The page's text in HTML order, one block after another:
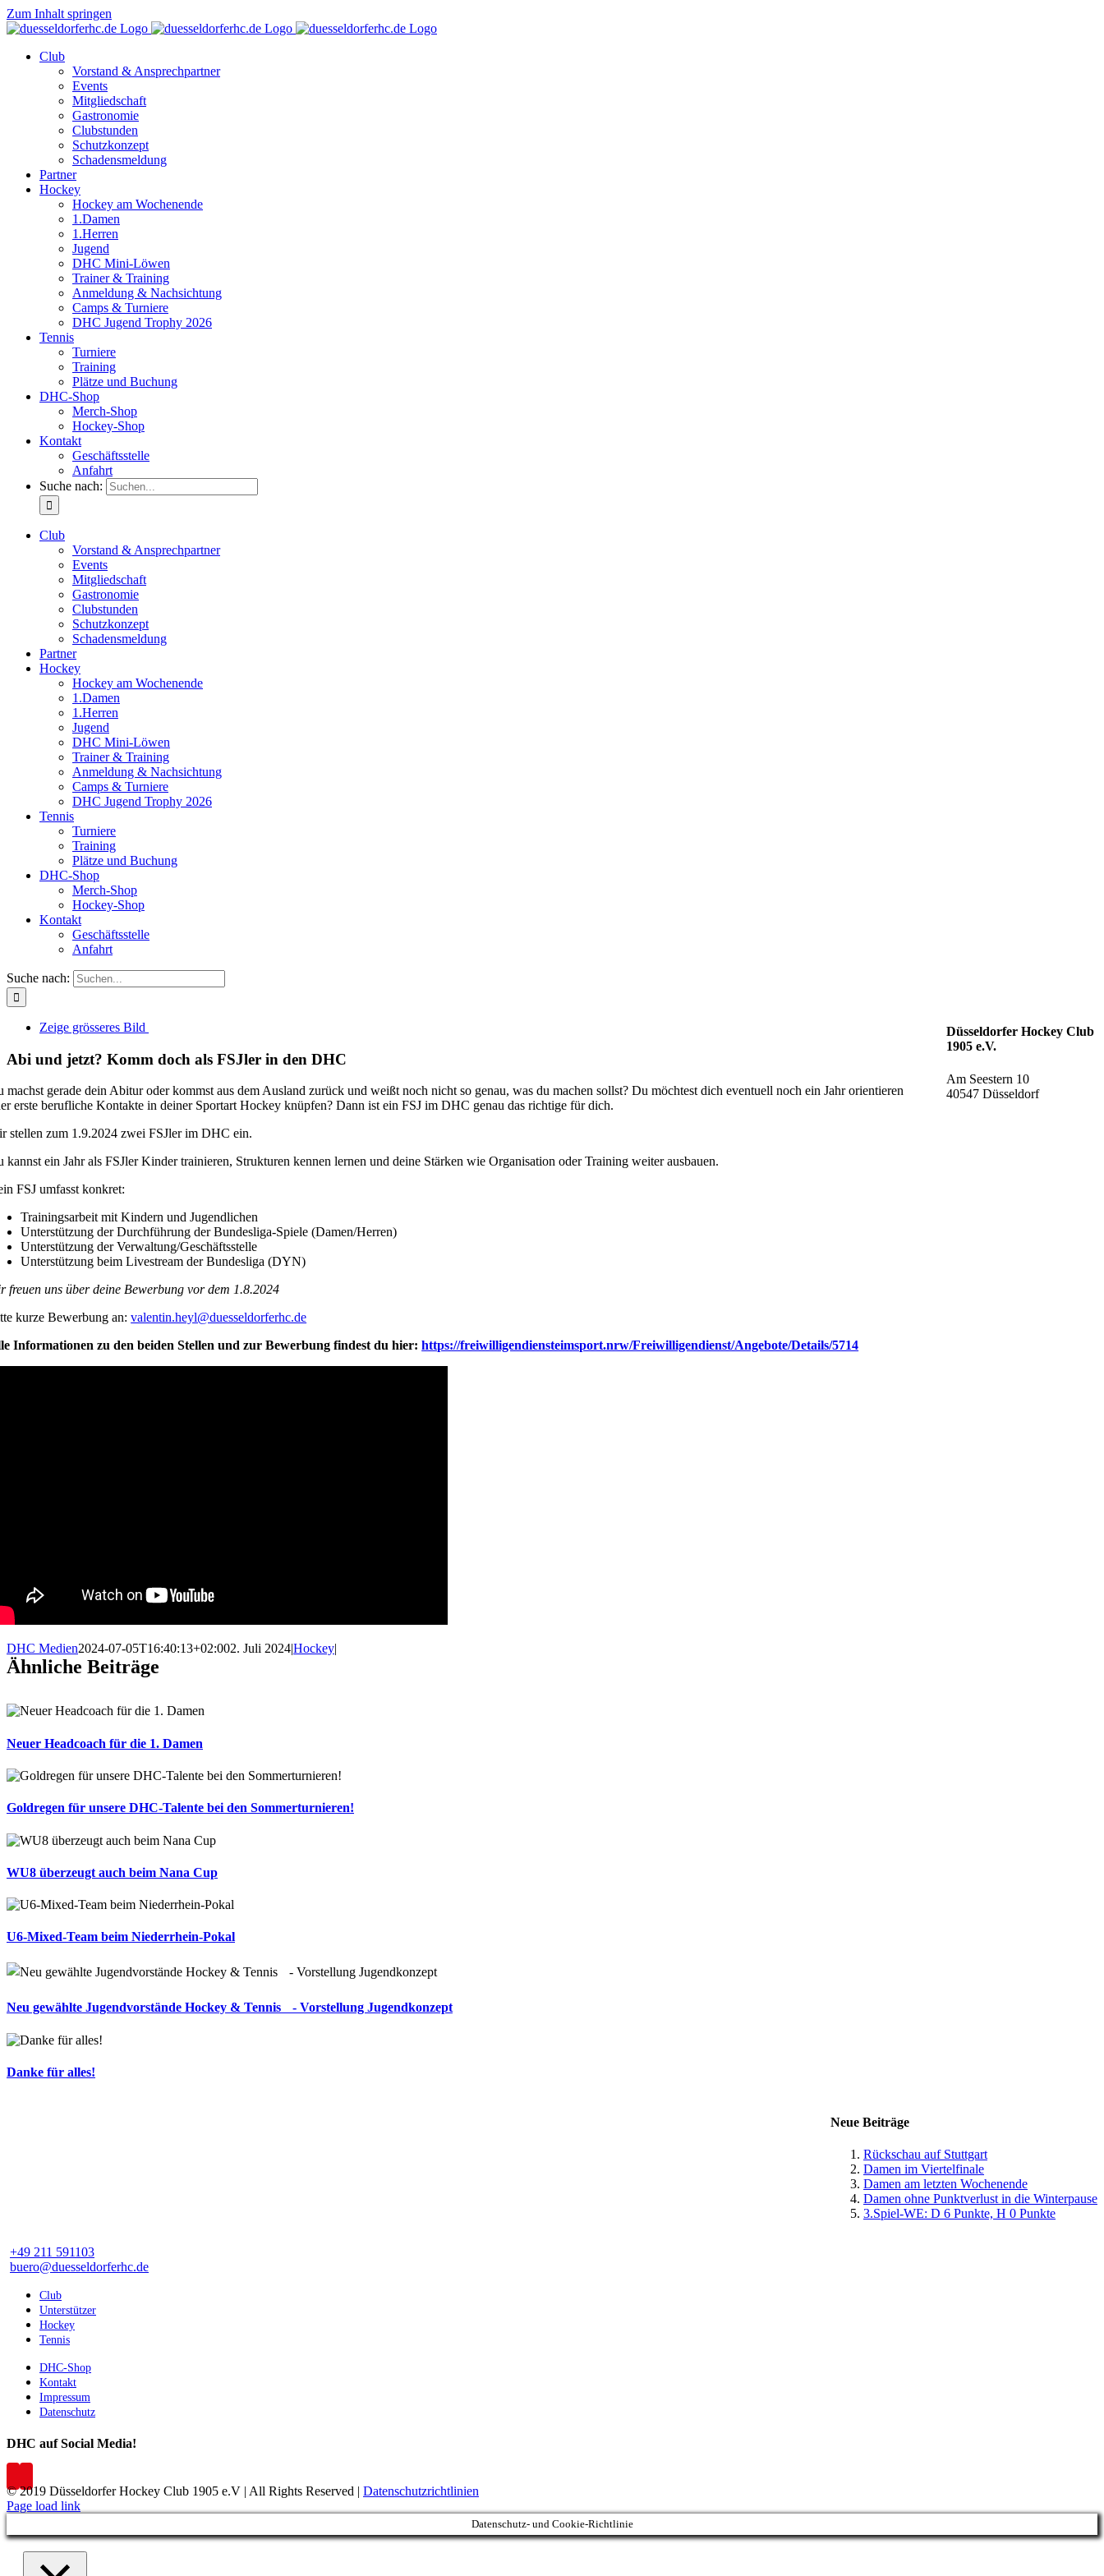
Zum Inhalt springen
Club
Vorstand & Ansprechpartner
Events
Mitgliedschaft
Gastronomie
Clubstunden
Schutzkonzept
Schadensmeldung
Partner
Hockey
Hockey am Wochenende
1.Damen
1.Herren
Jugend
DHC Mini-Löwen
Trainer & Training
Anmeldung & Nachsichtung
Camps & Turniere
DHC Jugend Trophy 2026
Tennis
Turniere
Training
Plätze und Buchung
DHC-Shop
Merch-Shop
Hockey-Shop
Kontakt
Geschäftsstelle
Anfahrt
Suche nach:
Club
Vorstand & Ansprechpartner
Events
Mitgliedschaft
Gastronomie
Clubstunden
Schutzkonzept
Schadensmeldung
Partner
Hockey
Hockey am Wochenende
1.Damen
1.Herren
Jugend
DHC Mini-Löwen
Trainer & Training
Anmeldung & Nachsichtung
Camps & Turniere
DHC Jugend Trophy 2026
Tennis
Turniere
Training
Plätze und Buchung
DHC-Shop
Merch-Shop
Hockey-Shop
Kontakt
Geschäftsstelle
Anfahrt
Suche nach:
Zeige grösseres Bild
Abi und jetzt? Komm doch als FSJler in den DHC
machst gerade dein Abitur oder kommst aus dem Ausland zurück und weißt noch nicht so genau, was du machen sollst? Du möchtest dich eventuell noch ein Jahr orientieren
erste berufliche Kontakte in deiner Sportart Hockey knüpfen? Dann ist ein FSJ im DHC genau das richtige für dich.
stellen zum 1.9.2024 zwei FSJler im DHC ein.
kannst ein Jahr als FSJler Kinder trainieren, Strukturen kennen lernen und deine Stärken wie Organisation oder Training weiter ausbauen.
FSJ umfasst konkret:
Trainingsarbeit mit Kindern und Jugendlichen
Unterstützung der Durchführung der Bundesliga-Spiele (Damen/Herren)
Unterstützung der Verwaltung/Geschäftsstelle
Unterstützung beim Livestream der Bundesliga (DYN)
freuen uns über deine Bewerbung vor dem 1.8.2024
kurze Bewerbung an:valentin.heyl@duesseldorferhc.de
Informationen zu den beiden Stellen und zur Bewerbung findest du hier:https://freiwilligendiensteimsport.nrw/Freiwilligendienst/Angebote/Details/5714
DHC Medien2024-07-05T16:40:13+02:002. Juli 2024|Hockey|
Ähnliche Beiträge
Neuer Headcoach für die 1. Damen
Goldregen für unsere DHC-Talente bei den Sommerturnieren!
WU8 überzeugt auch beim Nana Cup
U6-Mixed-Team beim Niederrhein-Pokal
Neu gewählte Jugendvorstände Hockey & Tennis - Vorstellung Jugendkonzept
Danke für alles!
Neue Beiträge
Rückschau auf Stuttgart
Damen im Viertelfinale
Damen am letzten Wochenende
Damen ohne Punktverlust in die Winterpause
3.Spiel-WE: D 6 Punkte, H 0 Punkte
Düsseldorfer Hockey Club
1905 e.V.
Am Seestern 10
40547 Düsseldorf
+49 211 591103
buero@duesseldorferhc.de
Club
Unterstützer
Hockey
Tennis
DHC-Shop
Kontakt
Impressum
Datenschutz
DHC auf Social Media!
© 2019 Düsseldorfer Hockey Club 1905 e.V | All Rights Reserved | Datenschutzrichtlinien
Page load link
Datenschutz- und Cookie-Richtlinie